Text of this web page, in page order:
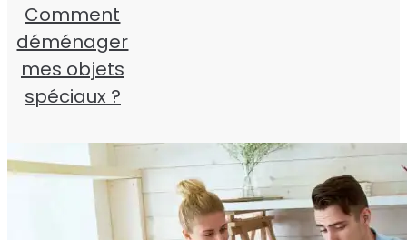
Comment
déménager
mes objets
spéciaux ?